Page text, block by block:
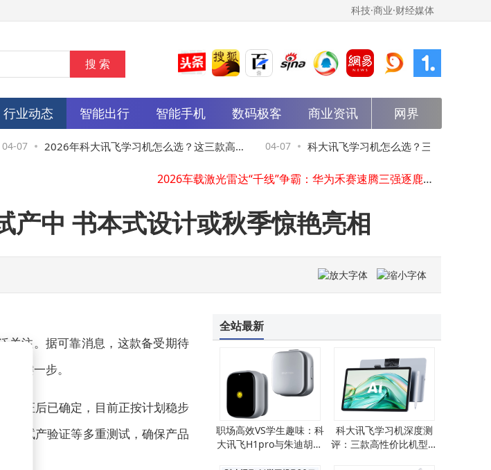
科技·商业·财经媒体
行业动态 智能出行 智能手机 数码极客 商业资讯 网界
07 2026年科大讯飞学习机怎么选？这三款高性
价比机型，口碑实力双在线！
04-07 科大讯飞学习机怎么选？三款热门型号深度
测评，助你找到孩子的学习好帮手
卓胜微等成立科技新公司，含集成电路芯片业务
职场高效VS学生趣味：科大讯飞H1pro与朱迪胡萝卜录音笔怎么选？
科大讯飞学习机深度测评：三款高性价比机型，助力孩子高效学习成长
奕境汽车核心管理层亮相：汪俊君掌舵，曾清林领航
鹏辉能源等投资成立出行科技服务公司
滴滴出行、北京汽车研究总院合资成立桔汽科技公司
卓胜微等成立科技新公司，含集成电路芯片业务
职场高效VS学生趣味：科大讯飞H1pro与朱迪胡萝卜录音笔怎么选？
中 书本式设计或秋季惊艳亮相
关注。据可靠消息，这款备受期待
键一步。
论证后已确定，目前正按计划稳步
产试产验证等多重测试，确保产品
全站最新
职场高效VS学生趣味：科
大讯飞H1pro与朱迪胡萝
科大讯飞学习机深度测
评：三款高性价比机型，